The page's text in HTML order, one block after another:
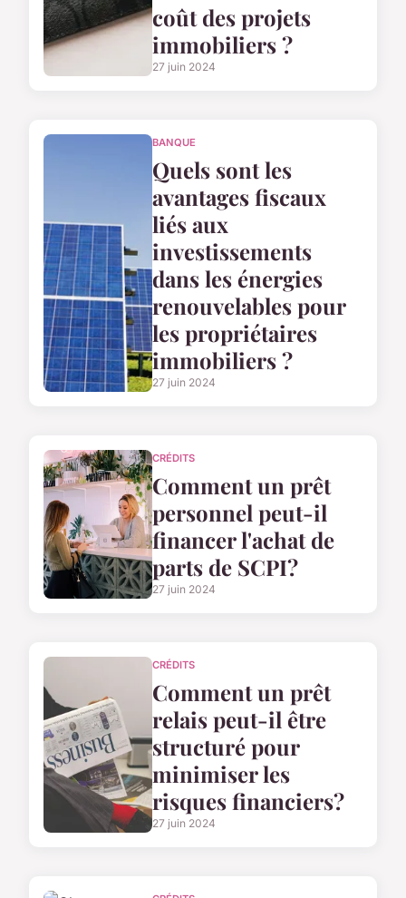
coût des projets
immobiliers ?
27 juin 2024
BANQUE
Quels sont les
avantages fiscaux
liés aux
investissements
dans les énergies
renouvelables pour
les propriétaires
immobiliers ?
27 juin 2024
CRÉDITS
Comment un prêt
personnel peut-il
financer l'achat de
parts de SCPI?
27 juin 2024
CRÉDITS
Comment un prêt
relais peut-il être
structuré pour
minimiser les
risques financiers?
27 juin 2024